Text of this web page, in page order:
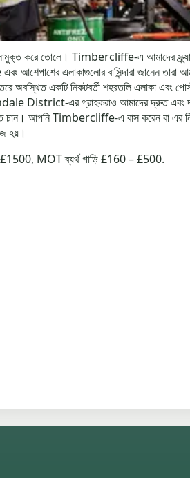
করে তোলে। Timbercliffe-এ আমাদের
আশেপাশের এলাকাগুলোর বাসিন্দারা জানেন তারা
অবস্থিত একটি নিকটবর্তী শহরতলি এলাকা এবং
District-এর গ্রাহকরাও আমাদের দ্রুত এবং
চান। আপনি Timbercliffe-এ বাস করেন বা এর
হয়।
£1500, MOT ব্যর্থ গাড়ি £160 – £500.